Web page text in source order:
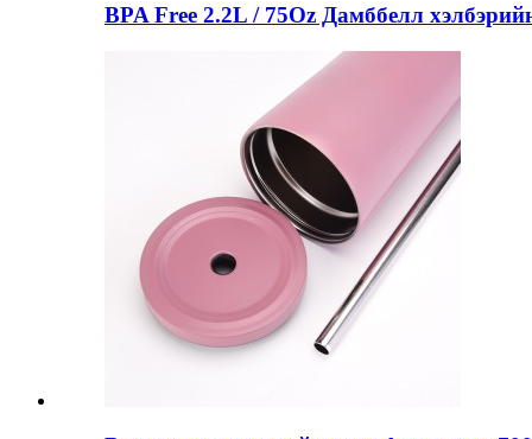
BPA Free 2.2L / 75Oz Дамббелл